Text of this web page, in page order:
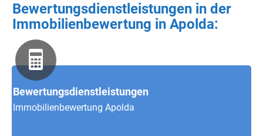
Bewertungsdienstleistungen in der
Immobilienbewertung in Apolda:
Bewertungsdienstleistungen
Immobilienbewertung Apolda